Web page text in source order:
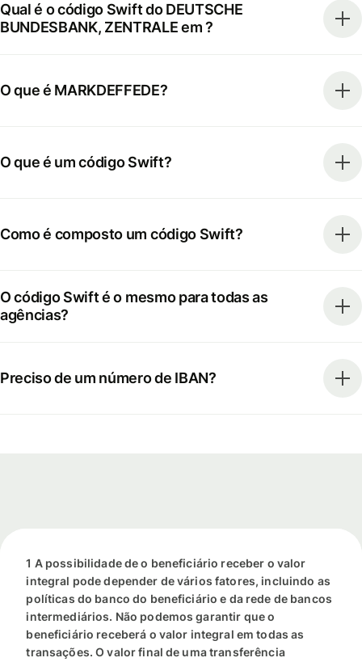
Qual é o código Swift do DEUTSCHE
BUNDESBANK, ZENTRALE em ?
O que é MARKDEFFEDE?
O que é um código Swift?
Como é composto um código Swift?
O código Swift é o mesmo para todas as
agências?
Preciso de um número de IBAN?
1 A possibilidade de o beneficiário receber o valor
integral pode depender de vários fatores, incluindo as
políticas do banco do beneficiário e da rede de bancos
intermediários. Não podemos garantir que o
beneficiário receberá o valor integral em todas as
transações. O valor final de uma transferência